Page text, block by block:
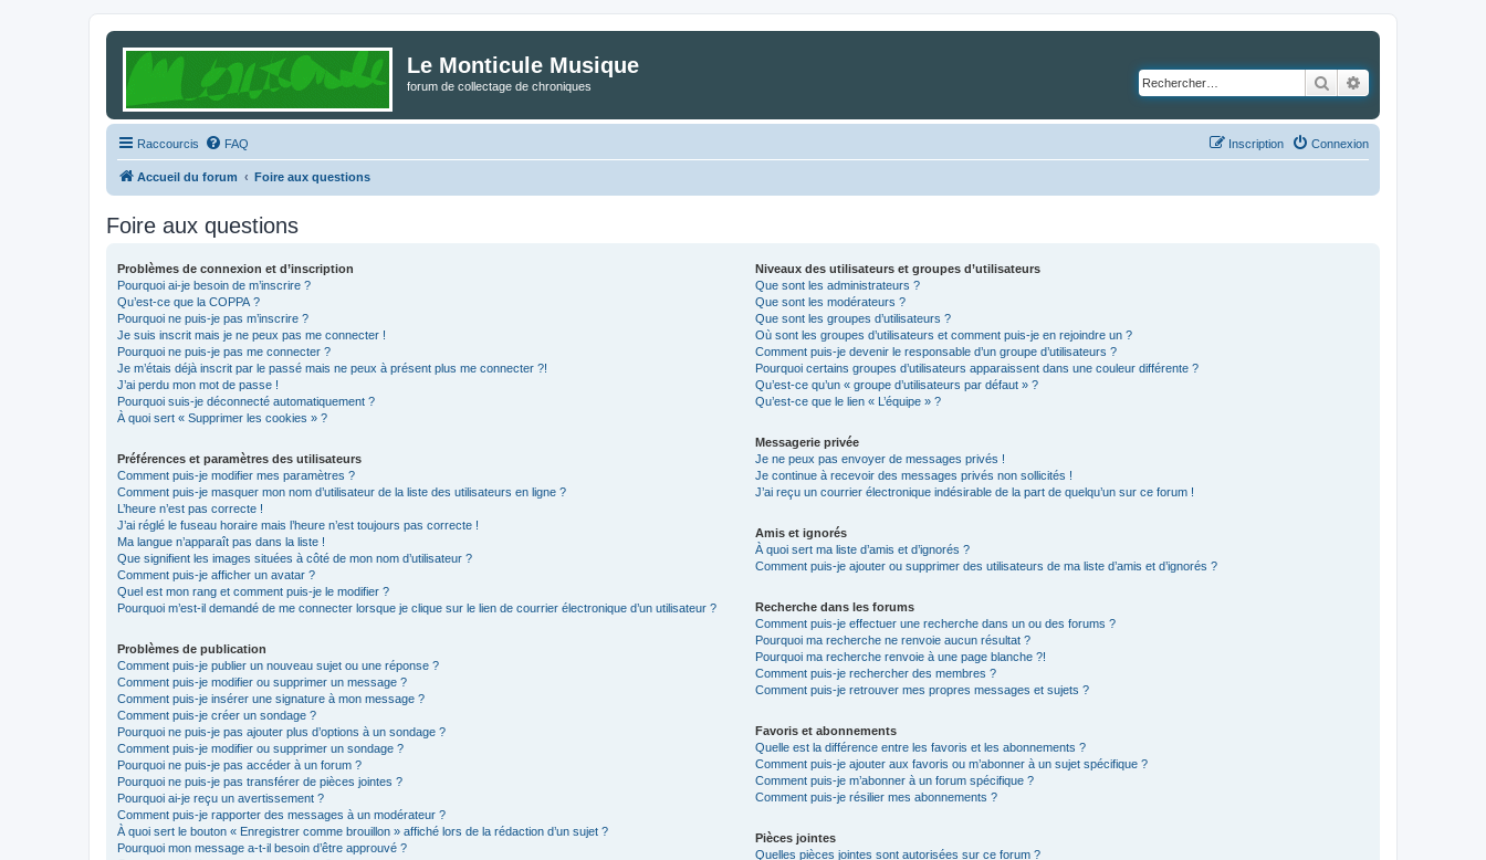
Le Monticule Musique
forum de collectage de chroniques Rechercher
Raccourcis FAQ Connexion
Inscription
Accueil du forum Foire aux questions
Foire aux questions
Problèmes de connexion et d’inscription
Pourquoi ai-je besoin de m’inscrire ?
Qu’est-ce que la COPPA ?
Pourquoi ne puis-je pas m’inscrire ?
Je suis inscrit mais je ne peux pas me connecter !
Pourquoi ne puis-je pas me connecter ?
Je m’étais déjà inscrit par le passé mais ne peux à présent plus me connecter ?!
J’ai perdu mon mot de passe !
Pourquoi suis-je déconnecté automatiquement ?
À quoi sert « Supprimer les cookies » ?
Préférences et paramètres des utilisateurs
Comment puis-je modifier mes paramètres ?
Comment puis-je masquer mon nom d’utilisateur de la liste des utilisateurs en ligne ?
L’heure n’est pas correcte !
J’ai réglé le fuseau horaire mais l’heure n’est toujours pas correcte !
Ma langue n’apparaît pas dans la liste !
Que signifient les images situées à côté de mon nom d’utilisateur ?
Comment puis-je afficher un avatar ?
Quel est mon rang et comment puis-je le modifier ?
Pourquoi m’est-il demandé de me connecter lorsque je clique sur le lien de courrier électronique d’un utilisateur ?
Problèmes de publication
Comment puis-je publier un nouveau sujet ou une réponse ?
Comment puis-je modifier ou supprimer un message ?
Comment puis-je insérer une signature à mon message ?
Comment puis-je créer un sondage ?
Pourquoi ne puis-je pas ajouter plus d’options à un sondage ?
Comment puis-je modifier ou supprimer un sondage ?
Pourquoi ne puis-je pas accéder à un forum ?
Pourquoi ne puis-je pas transférer de pièces jointes ?
Pourquoi ai-je reçu un avertissement ?
Comment puis-je rapporter des messages à un modérateur ?
À quoi sert le bouton « Enregistrer comme brouillon » affiché lors de la rédaction d’un sujet ?
Pourquoi mon message a-t-il besoin d’être approuvé ?
Niveaux des utilisateurs et groupes d’utilisateurs
Que sont les administrateurs ?
Que sont les modérateurs ?
Que sont les groupes d’utilisateurs ?
Où sont les groupes d’utilisateurs et comment puis-je en rejoindre un ?
Comment puis-je devenir le responsable d’un groupe d’utilisateurs ?
Pourquoi certains groupes d’utilisateurs apparaissent dans une couleur différente ?
Qu’est-ce qu’un « groupe d’utilisateurs par défaut » ?
Qu’est-ce que le lien « L’équipe » ?
Messagerie privée
Je ne peux pas envoyer de messages privés !
Je continue à recevoir des messages privés non sollicités !
J’ai reçu un courrier électronique indésirable de la part de quelqu’un sur ce forum !
Amis et ignorés
À quoi sert ma liste d’amis et d’ignorés ?
Comment puis-je ajouter ou supprimer des utilisateurs de ma liste d’amis et d’ignorés ?
Recherche dans les forums
Comment puis-je effectuer une recherche dans un ou des forums ?
Pourquoi ma recherche ne renvoie aucun résultat ?
Pourquoi ma recherche renvoie à une page blanche ?!
Comment puis-je rechercher des membres ?
Comment puis-je retrouver mes propres messages et sujets ?
Favoris et abonnements
Quelle est la différence entre les favoris et les abonnements ?
Comment puis-je ajouter aux favoris ou m’abonner à un sujet spécifique ?
Comment puis-je m’abonner à un forum spécifique ?
Comment puis-je résilier mes abonnements ?
Pièces jointes
Quelles pièces jointes sont autorisées sur ce forum ?